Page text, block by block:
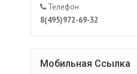
Телефон
8(495)972-69-32
Мобильная Ссылка